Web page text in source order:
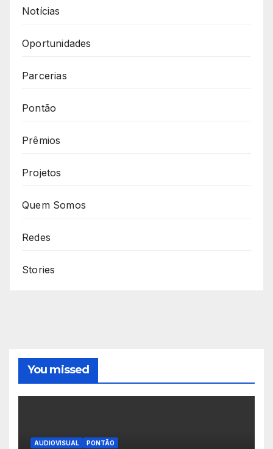
Notícias
Oportunidades
Parcerias
Pontão
Prêmios
Projetos
Quem Somos
Redes
Stories
You missed
AUDIOVISUAL PONTÃO